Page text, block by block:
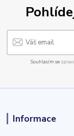
Souhlasím se
Informace